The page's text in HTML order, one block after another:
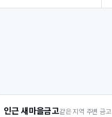
인근 새마을금고같은 지역 주변 금고